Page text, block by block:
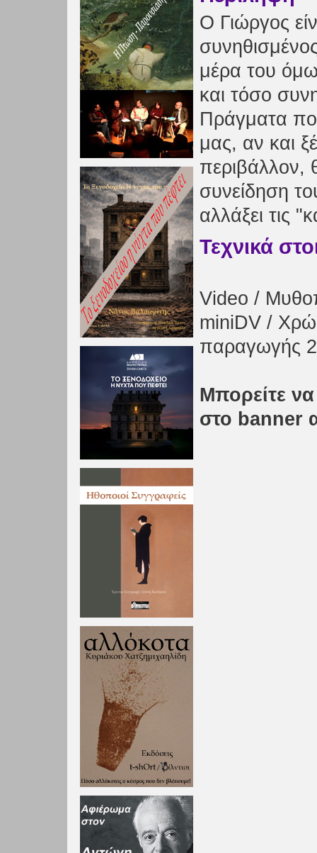
Ο Γιώργος
μέρα του
και τόσο
Πράγματα
μας, αν και
περιβάλλον,
συνείδηση
αλλάξει τις
Τεχνικά
Video /
miniDV /
παραγωγής
Μπορείτε να
στο banner